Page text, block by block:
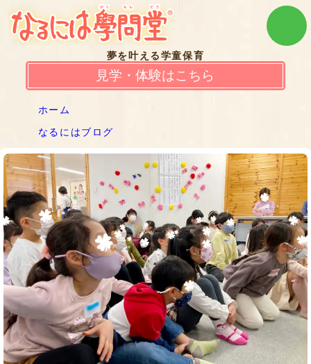
夢を叶える学童保育
見学・体験はこちら
ホーム
なるにはブログ